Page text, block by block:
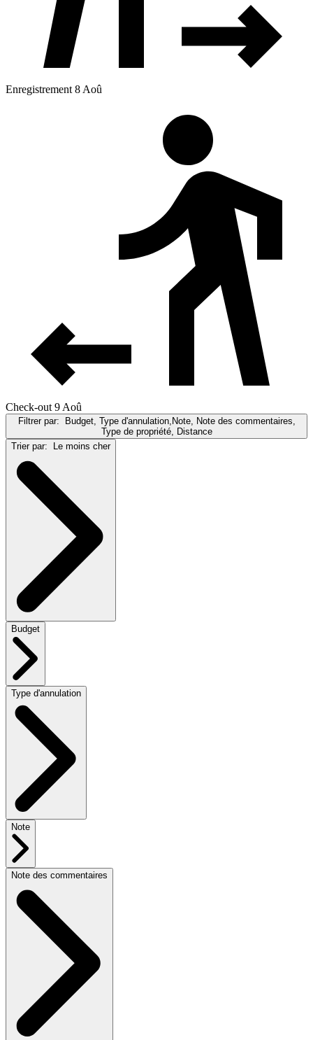
Enregistrement 8 Aoû
Check-out 9 Aoû
Filtrer par:
Budget, Type d'annulation,Note, Note des commentaires,
Type de propriété, Distance
Trier par:
Le moins cher
Budget
Type d'annulation
Note
Note des commentaires